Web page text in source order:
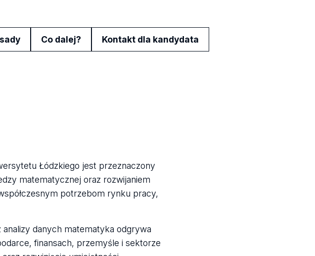
Co dalej? Kontakt dla kandydata
Łódzkiego jest przeznaczony
matematycznej oraz rozwijaniem
potrzebom rynku pracy,
danych matematyka odgrywa
finansach, przemyśle i sektorze